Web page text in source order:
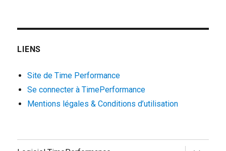
LIENS
Site de Time Performance
Se connecter à TimePerformance
Mentions légales & Conditions d’utilisation